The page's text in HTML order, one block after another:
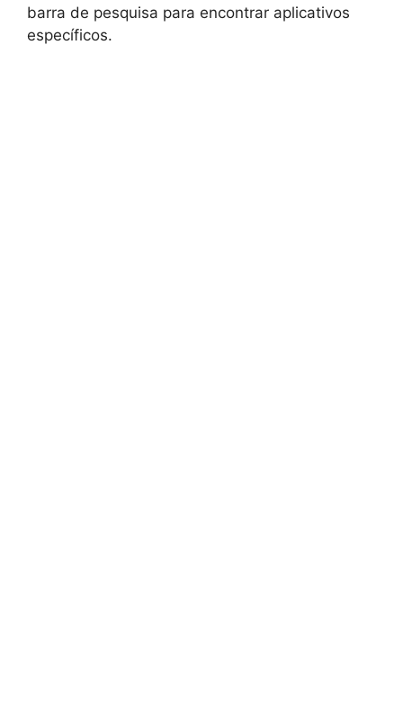
barra de pesquisa para encontrar aplicativos
específicos.